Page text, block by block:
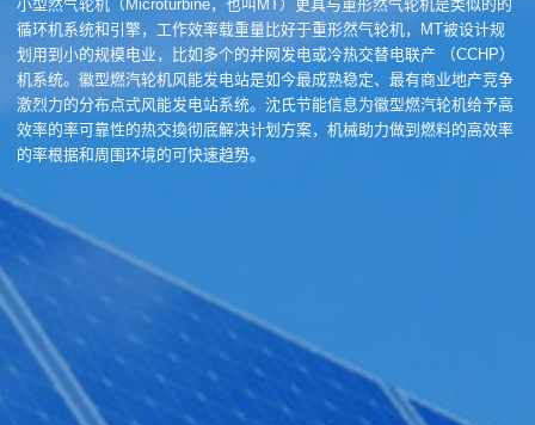
小型然气轮机（Microturbine，也叫MT）更具与重形然气轮机是类似的的
循环机系统和引擎，工作效率载重量比好于重形然气轮机，MT被设计规
划用到小的规模电业，比如多个的并网发电或冷热交替电联产 （CCHP）
机系统。徽型燃汽轮机风能发电站是如今最成熟稳定、最有商业地产竞争
激烈力的分布点式风能发电站系统。沈氏节能信息为徽型燃汽轮机给予高
效率的率可靠性的热交換彻底解决计划方案，机械助力做到燃料的高效率
的率根据和周围环境的可快速趋势。